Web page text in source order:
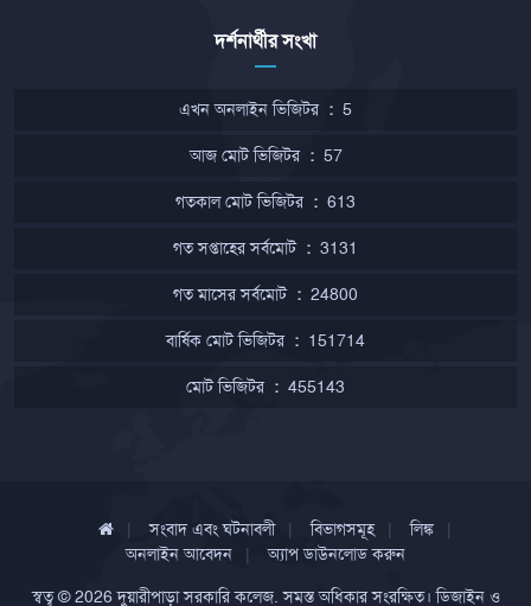
দর্শনার্থীর সংখা
এখন অনলাইন ভিজিটর : 5
আজ মোট ভিজিটর : 57
গতকাল মোট ভিজিটর : 613
গত সপ্তাহের সর্বমোট : 3131
গত মাসের সর্বমোট : 24800
বার্ষিক মোট ভিজিটর : 151714
মোট ভিজিটর : 455143
সংবাদ এবং ঘটনাবলী বিভাগসমূহ
লিঙ্ক
অনলাইন আবেদন
অ্যাপ ডাউনলোড করুন
স্বত্ব © 2026দুয়ারীপাড়া সরকারি কলেজ. সমস্ত অধিকার সংরক্ষিত। ডিজাইন ও